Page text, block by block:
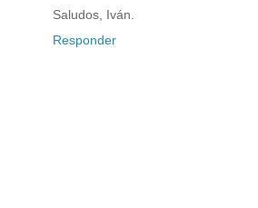
Saludos, Iván.
Responder